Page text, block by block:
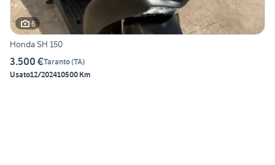
6
Honda SH 150
3.500 €Taranto(TA)
Usato12/202410500 Km